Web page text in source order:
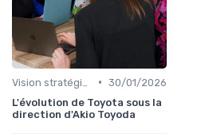
• 30/01/2026
L'évolution de Toyota sous la
direction d'Akio Toyoda